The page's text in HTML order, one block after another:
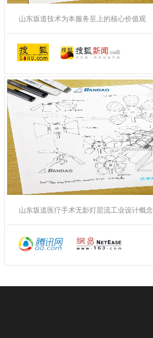
山东坂道技术为本服务至上的核心价值观
山东坂道医疗手术无影灯层流工业设计概念